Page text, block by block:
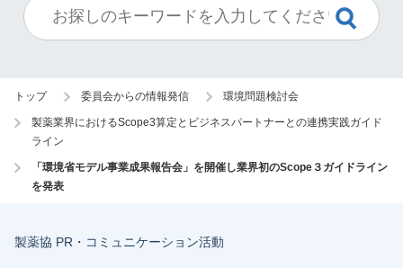
トップ 委員会からの情報発信 環境問題検討会
製薬業界におけるScope3算定とビジネスパートナーとの連携実践ガイド
ライン
「環境省モデル事業成果報告会」を開催し業界初のScope３ガイドライン
を発表
製薬協 PR・コミュニケーション活動